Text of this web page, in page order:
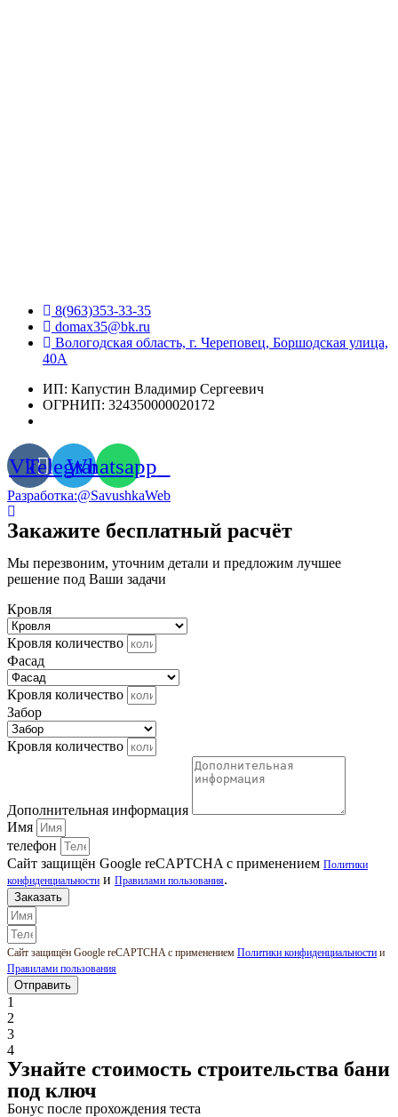
8(963)353-33-35
domax35@bk.ru
Вологодская область, г. Череповец, Боршодская улица,
40А
ИП: Капустин Владимир Сергеевич
ОГРНИП: 324350000020172
VkTelegramWhatsapp
Разработка:@SavushkaWeb
Закажите бесплатный расчёт
Мы перезвоним, уточним детали и предложим лучшее
решение под Ваши задачи
Кровля
Кровля количество
Фасад
Кровля количество
Забор
Кровля количество
Дополнительная информация
Имя
телефон
Сайт защищён Google reCAPTCHA с применением Политики
конфиденциальности и Правилами пользования.
Заказать
Сайт защищён Google reCAPTCHA с применением Политики конфиденциальности и
Правилами пользования
Отправить
1
2
3
4
Узнайте стоимость строительства бани
под ключ
Бонус после прохождения теста